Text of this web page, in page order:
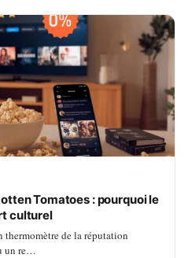
Tomatoes : pourquoi le
culturel
thermomètre de la réputation
un re…